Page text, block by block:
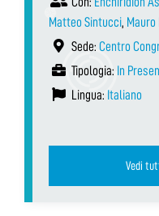
Matteo Sintucci,
Sede: Centro
Tipologia: In
Lingua: Italiano
Vedi